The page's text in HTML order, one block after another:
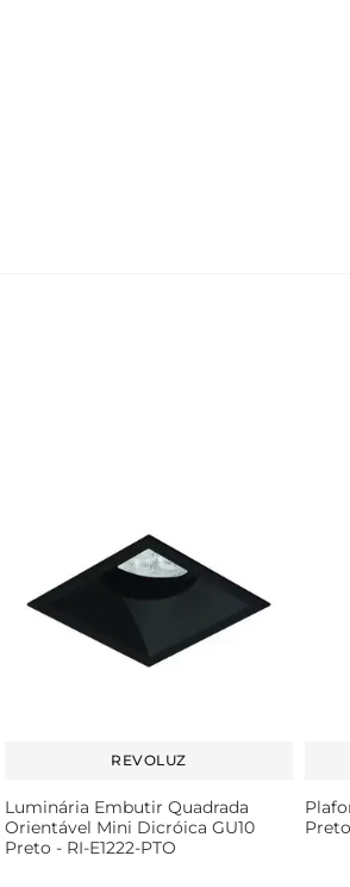
REVOLUZ
Luminária Embutir Quadrada
Orientável Mini Dicróica GU10
Preto - RI-E1222-PTO
Preto